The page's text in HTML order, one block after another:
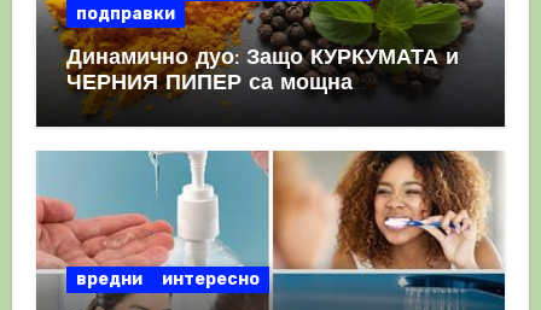
подправки
Динамично дуо: Защо КУРКУМАТА и
ЧЕРНИЯ ПИПЕР са мощна
комбинация
вредни интересно